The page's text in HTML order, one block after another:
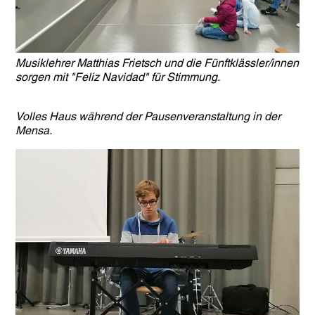
Musiklehrer Matthias Frietsch und die Fünftklässler/innen
sorgen mit "Feliz Navidad" für Stimmung.
Volles Haus während der Pausenveranstaltung in der
Mensa.